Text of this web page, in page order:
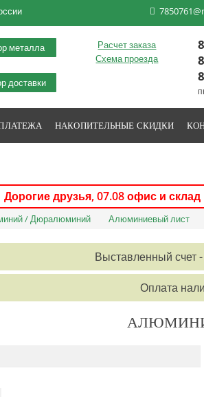
металла
доставки
Расчет заказа
Схема проезда
НАКОПИТЕЛЬНЫЕ СКИДКИ
Дорогие друзья,07.08офис и склад
/ Дюралюминий Алюминиевый лист
Выставленный счет
Оплата